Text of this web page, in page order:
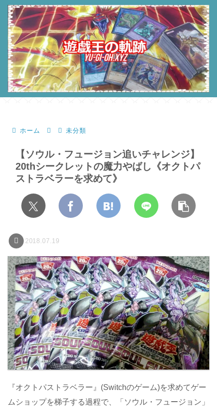
ホーム 未分類
【ソウル・フュージョン追いチャレンジ】
20thシークレットの魔力やばし《オクトパ
ストラベラーを求めて》
2018.07.19
『オクトパストラベラー』(Switchのゲーム)を求めてゲー
ムショップを梯子する過程で、「ソウル・フュージョン」